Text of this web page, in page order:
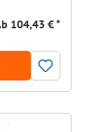
104,43 € *